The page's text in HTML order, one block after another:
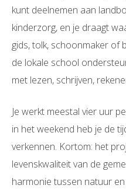
kunt deelnemen aan
kinderzorg, en je draagt
gids, tolk, schoonmaker of
de lokale school
met lezen, schrijven,
Je werkt meestal vier uur
in het weekend heb je de
verkennen. Kortom: het
levenskwaliteit van de
harmonie tussen natuur